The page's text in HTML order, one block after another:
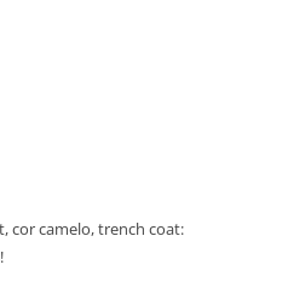
cor camelo, trench coat: